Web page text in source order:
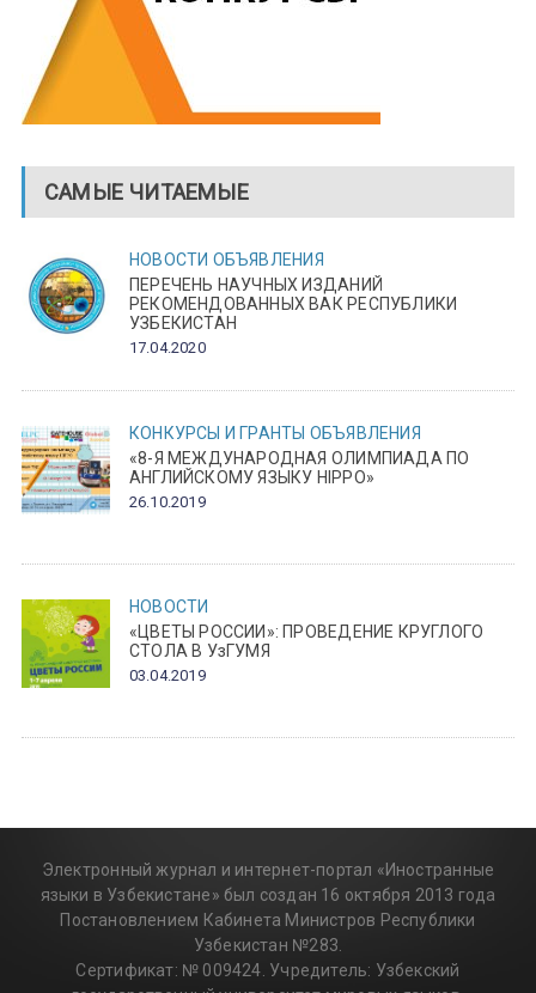
САМЫЕ ЧИТАЕМЫЕ
НОВОСТИ ОБЪЯВЛЕНИЯ
ПЕРЕЧЕНЬ НАУЧНЫХ ИЗДАНИЙ
РЕКОМЕНДОВАННЫХ ВАК РЕСПУБЛИКИ
УЗБЕКИСТАН
17.04.2020
КОНКУРСЫ И ГРАНТЫ ОБЪЯВЛЕНИЯ
«8-Я МЕЖДУНАРОДНАЯ ОЛИМПИАДА ПО
АНГЛИЙСКОМУ ЯЗЫКУ HIPPO»
26.10.2019
НОВОСТИ
«ЦВЕТЫ РОССИИ»: ПРОВЕДЕНИЕ КРУГЛОГО
СТОЛА В УзГУМЯ
03.04.2019
Электронный журнал и интернет-портал «Иностранные
языки в Узбекистане» был создан 16 октября 2013 года
Постановлением Кабинета Министров Республики
Узбекистан №283.
Сертификат: № 009424. Учредитель: Узбекский